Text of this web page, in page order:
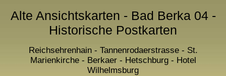
Alte Ansichtskarten - Bad Berka 04 -
Historische Postkarten
Reichsehrenhain - Tannenrodaerstrasse - St.
Marienkirche - Berkaer - Hetschburg - Hotel
Wilhelmsburg